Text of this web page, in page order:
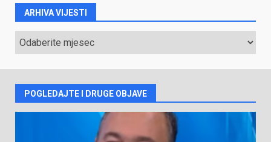
ARHIVA VIJESTI
ARHIVA
VIJESTI
POGLEDAJTE I DRUGE OBJAVE